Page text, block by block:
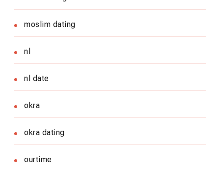
moslim dating
nl
nl date
okra
okra dating
ourtime